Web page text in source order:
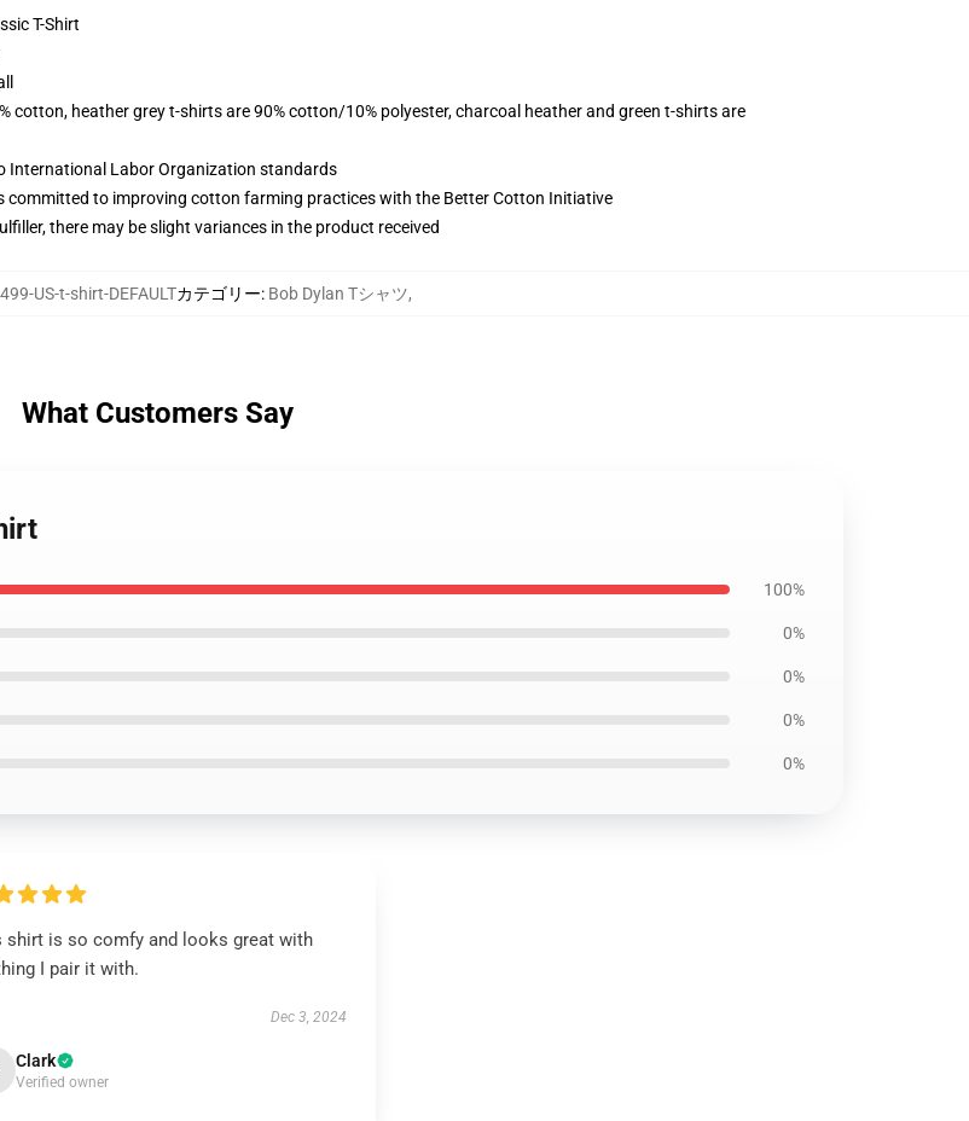
T-Shirt
cotton, heather grey t-shirts are 90% cotton/10% polyester, charcoal heather and green t-shirts are
International Labor Organization standards
to improving cotton farming practices with the Better Cotton Initiative
there may be slight variances in the product received
US-t-shirt-DEFAULTカテゴリー: Bob Dylan Tシャツ,
What Customers Say
100%
0%
0%
0%
0%
shirt is so comfy and looks great with
I pair it with.
Dec 3, 2024
Clark
Verified owner